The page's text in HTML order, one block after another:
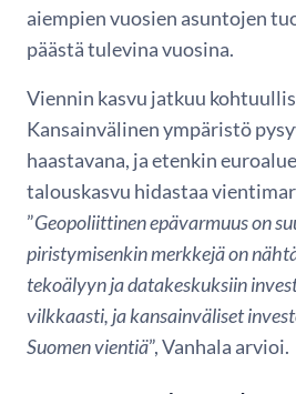
aiempien vuosien asuntojen
päästä tulevina vuosina.
Viennin kasvu jatkuu
Kansainvälinen ympäristö
haastavana, ja etenkin
talouskasvu hidastaa
”Geopoliittinen epävarmuus on
piristymisenkin merkkejä on
tekoälyyn ja datakeskuksiin
vilkkaasti, ja kansainväliset
Suomen vientiä”, Vanhala arvioi.